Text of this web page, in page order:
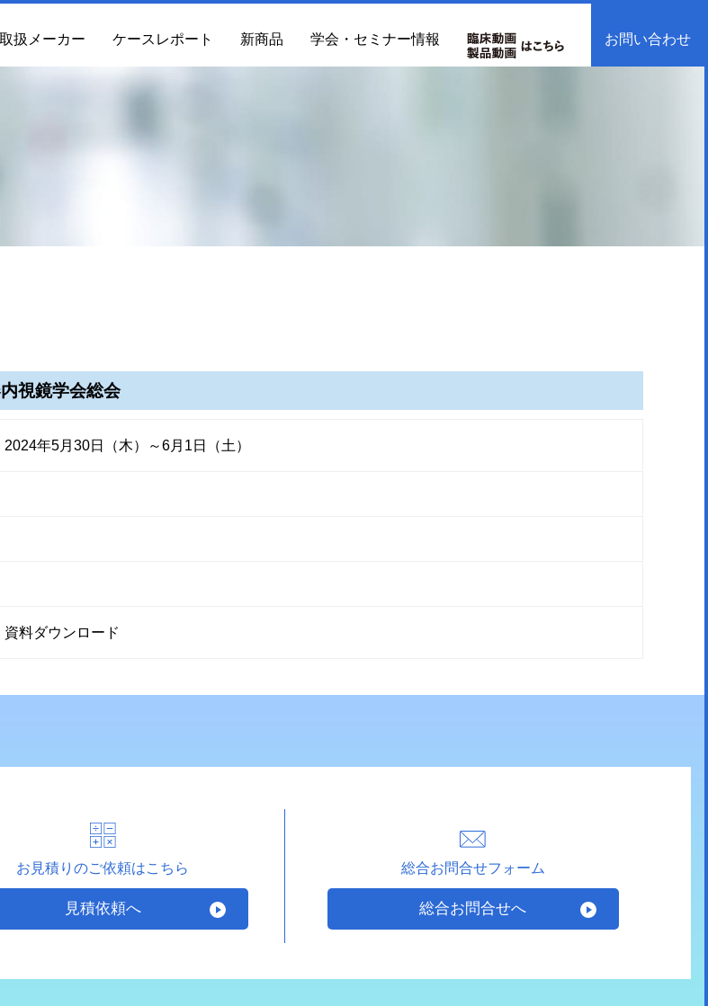
取扱メーカー ケースレポート 新商品 学会・セミナー情報 お問い合わせ
視鏡学会総会
2024年5月30日（木）～6月1日（土）
資料ダウンロード
お見積りのご依頼はこちら
見積依頼へ
総合お問合せフォーム
総合お問合せへ